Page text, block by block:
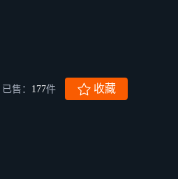
已售： 177件 收藏